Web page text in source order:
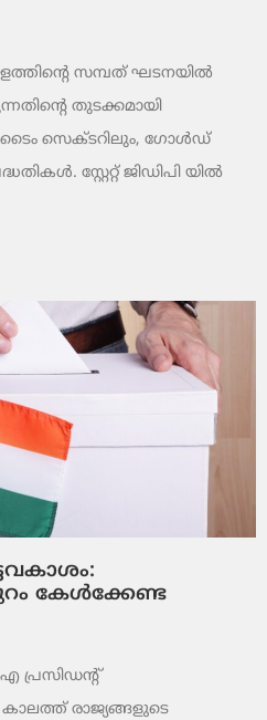
സമ്പത് ഘടനയിൽ
തുടക്കമായി
സെക്ടറിലും, ഗോൾഡ്
സ്റ്റേറ്റ് ജിഡിപി യിൽ
കേൾക്കേണ്ട
രാജ്യങ്ങളുടെ